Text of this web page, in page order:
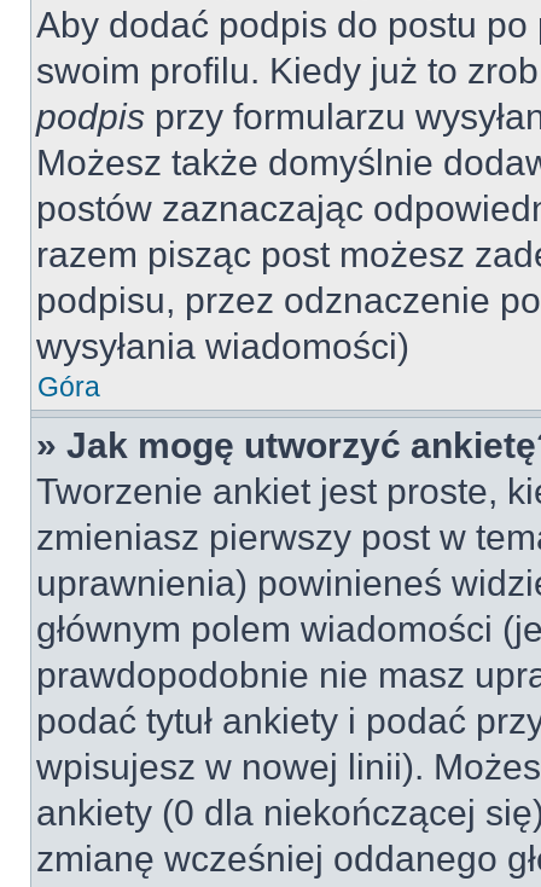
Aby dodać podpis do postu
swoim profilu. Kiedy już to
podpis przy formularzu
Możesz także domyślnie
postów zaznaczając
razem pisząc post możesz
podpisu, przez odznaczenie
wysyłania wiadomości)
Góra
» Jak mogę utworzyć
Tworzenie ankiet jest proste,
zmieniasz pierwszy post w
uprawnienia) powinieneś
głównym polem wiadomości
prawdopodobnie nie masz
podać tytuł ankiety i podać
wpisujesz w nowej linii).
ankiety (0 dla niekończącej
zmianę wcześniej oddanego